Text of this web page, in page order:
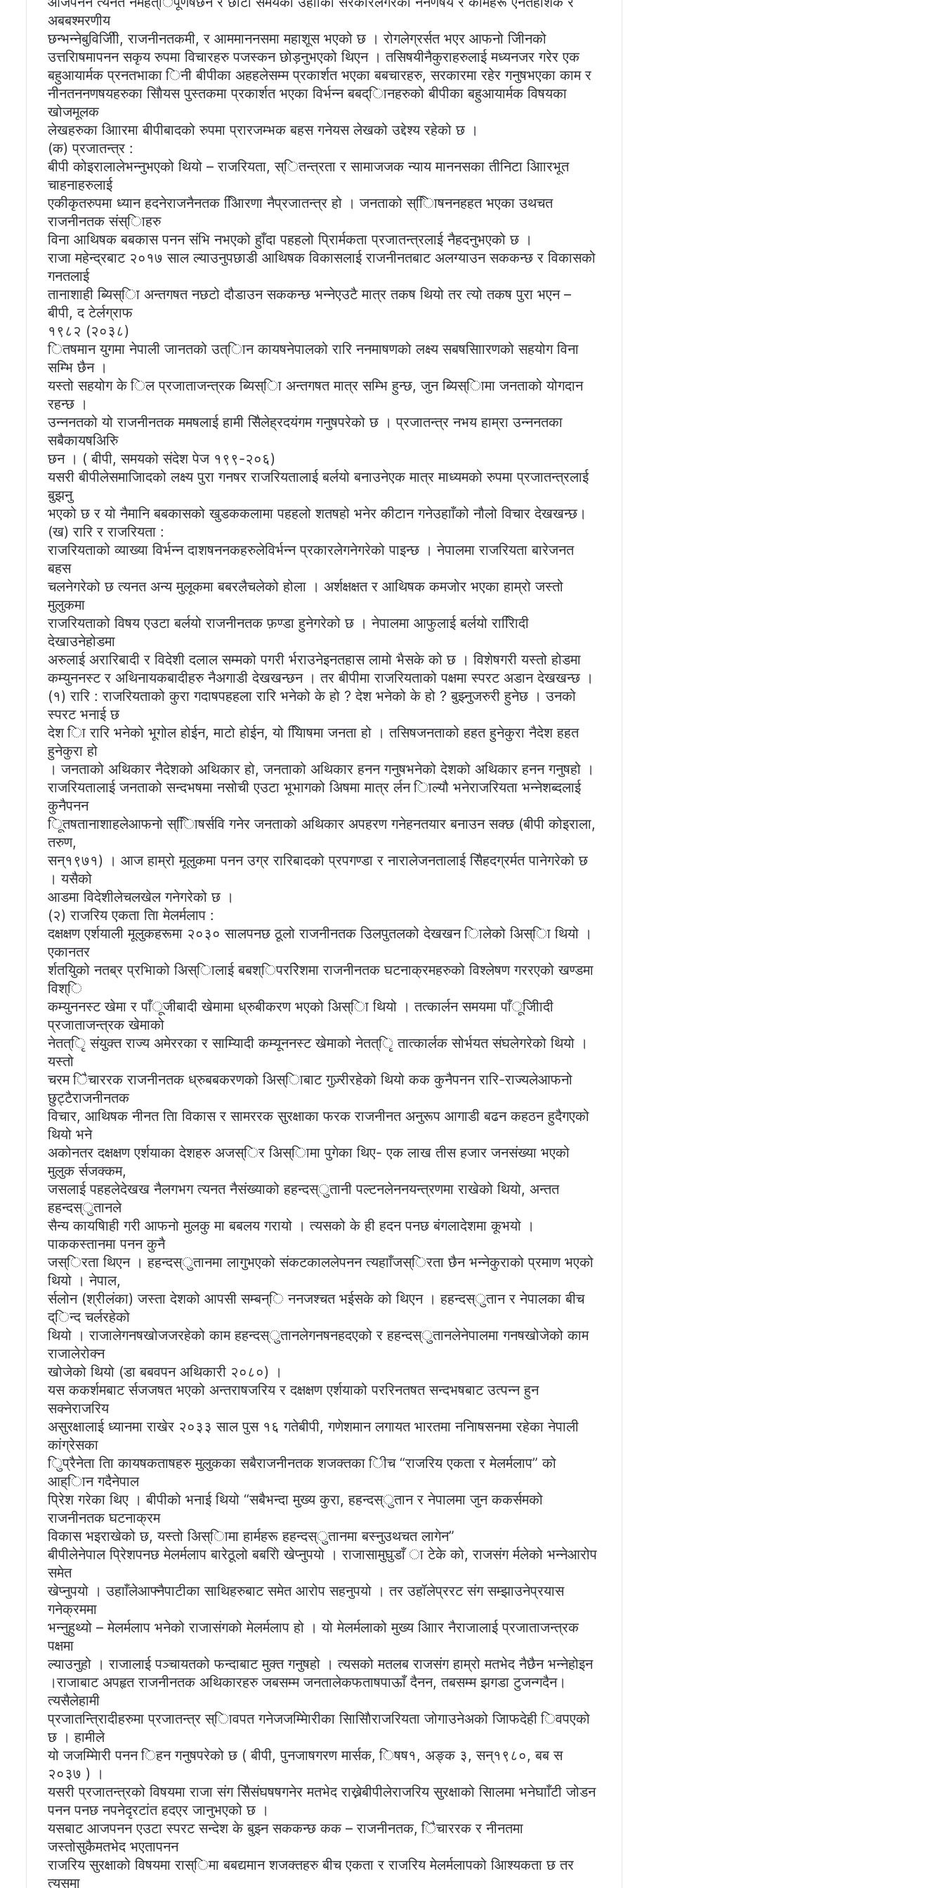
अबबश्मरणीय
छन्भन्नेबुविजीिी, राजनीनतकमी, र आममाननसमा महाशूस भएको छ । रोगलेग्रर्सत भएर आफनो जीिनको
उत्तरािषमापनन सकृय रुपमा विचारहरु पजस्कन छोड़नुभएको थिएन । तसिषयीनैकुराहरुलाई मध्यनजर गरेर एक
बहुआयार्मक प्रनतभाका िनी बीपीका अहहलेसम्म प्रकार्शत भएका बबचारहरु, सरकारमा रहेर गनुषभएका काम र
नीनतननणषयहरुका सािैयस पुस्तकमा प्रकार्शत भएका विर्भन्न बबद्िानहरुको बीपीका बहुआयार्मक विषयका
खोजमूलक
लेखहरुका आिारमा बीपीबादको रुपमा प्रारजम्भक बहस गनेयस लेखको उद्देश्य रहेको छ ।
(क) प्रजातन्त्र :
बीपी कोइरालालेभन्नुभएको थियो – राजरियता, स्ितन्त्रता र सामाजजक न्याय माननसका तीनिटा आिारभूत
चाहनाहरुलाई
एकीकृतरुपमा ध्यान हदनेराजनैनतक अििारणा नैप्रजातन्त्र हो । जनताको स्िािषननहहत भएका उथचत
राजनीनतक संस्िाहरु
विना आथिषक बबकास पनन संभि नभएको हुाँदा पहहलो प्रािर्मकता प्रजातन्त्रलाई नैहदनुभएको छ ।
राजा महेन्द्रबाट २०१७ साल ल्याउनुपछाडी आथिषक विकासलाई राजनीनतबाट अलग्याउन सककन्छ र विकासको
गनतलाई
तानाशाही ब्यिस्िा अन्तगषत नछटो दौडाउन सककन्छ भन्नेएउटै मात्र तकष थियो तर त्यो तकष पुरा भएन –
बीपी, द टेर्लग्राफ
१९८२ (२०३८)
ितषमान युगमा नेपाली जानतको उत्िान कायषनेपालको रारि ननमाषणको लक्ष्य सबषसािारणको सहयोग विना
सम्भि छैन ।
यस्तो सहयोग के िल प्रजाताजन्त्रक ब्यिस्िा अन्तगषत मात्र सम्भि हुन्छ, जुन ब्यिस्िामा जनताको योगदान
रहन्छ ।
उन्ननतको यो राजनीनतक ममषलाई हामी सिैलेह्रदयंगम गनुषपरेको छ । प्रजातन्त्र नभय हाम्रा उन्ननतका
सबैकायषअिरुि
छन । ( बीपी, समयको संदेश पेज १९९-२०६)
यसरी बीपीलेसमाजिादको लक्ष्य पुरा गनषर राजरियतालाई बर्लयो बनाउनेएक मात्र माध्यमको रुपमा प्रजातन्त्रलाई
बुझनु
भएको छ र यो नैमानि बबकासको खुडककलामा पहहलो शतषहो भनेर कीटान गनेउहााँको नौलो विचार देखखन्छ।
(ख) रारि र राजरियता :
राजरियताको व्याख्या विर्भन्न दाशषननकहरुलेविर्भन्न प्रकारलेगनेगरेको पाइन्छ । नेपालमा राजरियता बारेजनत
बहस
चलनेगरेको छ त्यनत अन्य मुलूकमा बबरलैचलेको होला । अर्शक्षक्षत र आथिषक कमजोर भएका हाम्रो जस्तो
मुलुकमा
राजरियताको विषय एउटा बर्लयो राजनीनतक फ़ण्डा हुनेगरेको छ । नेपालमा आफुलाई बर्लयो रारििादी
देखाउनेहोडमा
अरुलाई अरारिबादी र विदेशी दलाल सम्मको पगरी र्भराउनेइनतहास लामो भैसके को छ । विशेषगरी यस्तो होडमा
कम्युननस्ट र अथिनायकबादीहरु नैअगाडी देखखन्छन । तर बीपीमा राजरियताको पक्षमा स्परट अडान देखखन्छ ।
(१) रारि : राजरियताको कुरा गदाषपहहला रारि भनेको के हो ? देश भनेको के हो ? बुझ्नुजरुरी हुनेछ । उनको
स्परट भनाई छ
देश िा रारि भनेको भूगोल होईन, माटो होईन, यो यिािषमा जनता हो । तसिषजनताको हहत हुनेकुरा नैदेश हहत
हुनेकुरा हो
। जनताको अथिकार नैदेशको अथिकार हो, जनताको अथिकार हनन गनुषभनेको देशको अथिकार हनन गनुषहो ।
राजरियतालाई जनताको सन्दभषमा नसोची एउटा भूभागको अिषमा मात्र र्लन िाल्यौ भनेराजरियता भन्नेशब्दलाई
कुनैपनन
िूतषतानाशाहलेआफनो स्िािषर्सवि गनेर जनताको अथिकार अपहरण गनेहनतयार बनाउन सक्छ (बीपी कोइराला,
तरुण,
सन्१९७१) । आज हाम्रो मूलुकमा पनन उग्र रारिबादको प्रपगण्डा र नारालेजनतालाई सिैहदग्रर्मत पानेगरेको छ
। यसैको
आडमा विदेशीलेचलखेल गनेगरेको छ ।
(२) राजरिय एकता तिा मेलर्मलाप :
दक्षक्षण एर्शयाली मूलुकहरूमा २०३० सालपनछ ठूलो राजनीनतक उिलपुतलको देखखन िालेको अिस्िा थियो ।
एकानतर
र्शतयुिको नतब्र प्रभािको अिस्िालाई बबश्िपररिेशमा राजनीनतक घटनाक्रमहरुको विश्लेषण गररएको खण्डमा
विश्ि
कम्युननस्ट खेमा र पाँूजीबादी खेमामा ध्रुबीकरण भएको अिस्िा थियो । तत्कार्लन समयमा पाँूजीिादी
प्रजाताजन्त्रक खेमाको
नेतत्ृि संयुक्त राज्य अमेररका र साम्यिादी कम्यूननस्ट खेमाको नेतत्ृि तात्कार्लक सोर्भयत संघलेगरेको थियो ।
यस्तो
चरम िैचाररक राजनीनतक ध्रुबबकरणको अिस्िाबाट गुज़्रीरहेको थियो कक कुनैपनन रारि-राज्यलेआफनो
छुट्टैराजनीनतक
विचार, आथिषक नीनत तिा विकास र सामररक सुरक्षाका फरक राजनीनत अनुरूप आगाडी बढन कहठन हुदैगएको
थियो भने
अकोनतर दक्षक्षण एर्शयाका देशहरु अजस्िर अिस्िामा पुगेका थिए- एक लाख तीस हजार जनसंख्या भएको
मुलुक र्सजक्कम,
जसलाई पहहलेदेखख नैलगभग त्यनत नैसंख्याको हहन्दस्ुतानी पल्टनलेननयन्त्रणमा राखेको थियो, अन्तत
हहन्दस्ुतानले
सैन्य कायषिाही गरी आफनो मुलकु मा बबलय गरायो । त्यसको के ही हदन पनछ बंगलादेशमा कूभयो ।
पाककस्तानमा पनन कुनै
जस्िरता थिएन । हहन्दस्ुतानमा लागुभएको संकटकाललेपनन त्यहााँजस्िरता छैन भन्नेकुराको प्रमाण भएको
थियो । नेपाल,
र्सलोन (श्रीलंका) जस्ता देशको आपसी सम्बन्ि ननजश्चत भईसके को थिएन । हहन्दस्ुतान र नेपालका बीच
द्िन्द चर्लरहेको
थियो । राजालेगनषखोजजरहेको काम हहन्दस्ुतानलेगनषनहदएको र हहन्दस्ुतानलेनेपालमा गनषखोजेको काम
राजालेरोक्न
खोजेको थियो (डा बबवपन अथिकारी २०८०) ।
यस ककर्शमबाट र्सजजषत भएको अन्तराषजरिय र दक्षक्षण एर्शयाको पररिनतषत सन्दभषबाट उत्पन्न हुन
सक्नेराजरिय
असुरक्षालाई ध्यानमा राखेर २०३३ साल पुस १६ गतेबीपी, गणेशमान लगायत भारतमा ननिाषसनमा रहेका नेपाली
कांग्रेसका
िुप्रैनेता तिा कायषकताषहरु मुलुकका सबैराजनीनतक शजक्तका िीच “राजरिय एकता र मेलर्मलाप” को
आह्िान गदैनेपाल
प्रिेश गरेका थिए । बीपीको भनाई थियो “सबैभन्दा मुख्य कुरा, हहन्दस्ुतान र नेपालमा जुन ककर्समको
राजनीनतक घटनाक्रम
विकास भइराखेको छ, यस्तो अिस्िामा हार्महरू हहन्दस्ुतानमा बस्नुउथचत लागेन”
बीपीलेनेपाल प्रिेशपनछ मेलर्मलाप बारेठूलो बबरोि खेप्नुपयो । राजासामुघुडाँ ा टेके को, राजसंग र्मलेको भन्नेआरोप
समेत
खेप्नुपयो । उहााँलेआफ्नैपाटीका साथिहरुबाट समेत आरोप सहनुपयो । तर उहॉलेप्ररट संग सम्झाउनेप्रयास
गनेक्रममा
भन्नुहुथ्यो – मेलर्मलाप भनेको राजासंगको मेलर्मलाप हो । यो मेलर्मलाको मुख्य आिार नैराजालाई प्रजाताजन्त्रक
पक्षमा
ल्याउनुहो । राजालाई पञ्चायतको फन्दाबाट मुक्त गनुषहो । त्यसको मतलब राजसंग हाम्रो मतभेद नैछैन भन्नेहोइन
।राजाबाट अपहृत राजनीनतक अथिकारहरु जबसम्म जनतालेकफताषपाऊाँ दैनन, तबसम्म झगडा टुजन्गदैन।
त्यसैलेहामी
प्रजातन्त्रिादीहरुमा प्रजातन्त्र स्िावपत गनेजजम्मेिारीका सािसािैराजरियता जोगाउनेअको जिाफदेही िवपएको
छ । हामीले
यो जजम्मेिारी पनन िहन गनुषपरेको छ ( बीपी, पुनजाषगरण मार्सक, िषष१, अङ्क ३, सन्१९८०, बब स
२०३७ ) ।
यसरी प्रजातन्त्रको विषयमा राजा संग सिैसंघषषगनेर मतभेद राख्नेबीपीलेराजरिय सुरक्षाको सिालमा भनेघााँटी जोडन
पनन पनछ नपनेदृरटांत हदएर जानुभएको छ ।
यसबाट आजपनन एउटा स्परट सन्देश के बुझ्न सककन्छ कक – राजनीनतक, िैचाररक र नीनतमा
जस्तोसुकैमतभेद भएतापनन
राजरिय सुरक्षाको विषयमा रास्िमा बबद्यमान शजक्तहरु बीच एकता र राजरिय मेलर्मलापको आिश्यकता छ तर
त्यसमा